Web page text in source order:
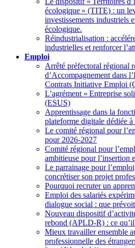
écologique » (TITE) : un
investissements industriels
écologique.
Réindustrialisation :
industrielles et renforcer
Emploi
Arrêté préfectoral régional
d’Accompagnement dans
Contrats Initiative Emploi
L’agrément « Entreprise
(ESUS)
Apprentissage dans la
plateforme digitale dédiée
Le comité régional pour
pour 2026-2027
Comité régional pour
ambitieuse pour l’insertion
Le parrainage pour
concrétiser son projet
Pourquoi recruter un
Emploi des salariés
dialogue social : que
Nouveau dispositif
rebond (APLD-R) : ce
Mieux travailler ensemble
professionnelle des